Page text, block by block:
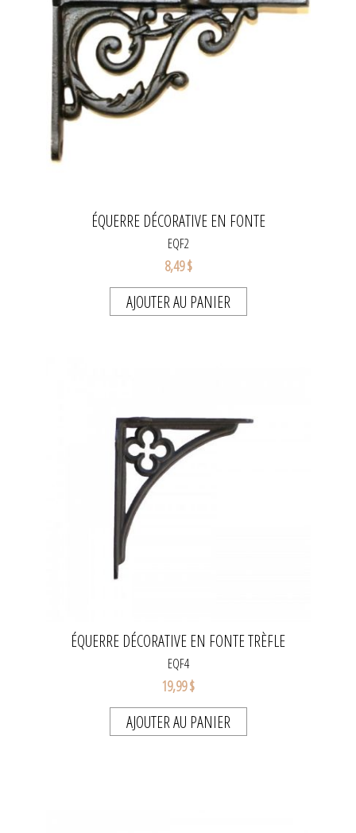
ÉQUERRE DÉCORATIVE EN FONTE
EQF2
8,49 $
AJOUTER AU PANIER
ÉQUERRE DÉCORATIVE EN FONTE TRÈFLE
EQF4
19,99 $
AJOUTER AU PANIER